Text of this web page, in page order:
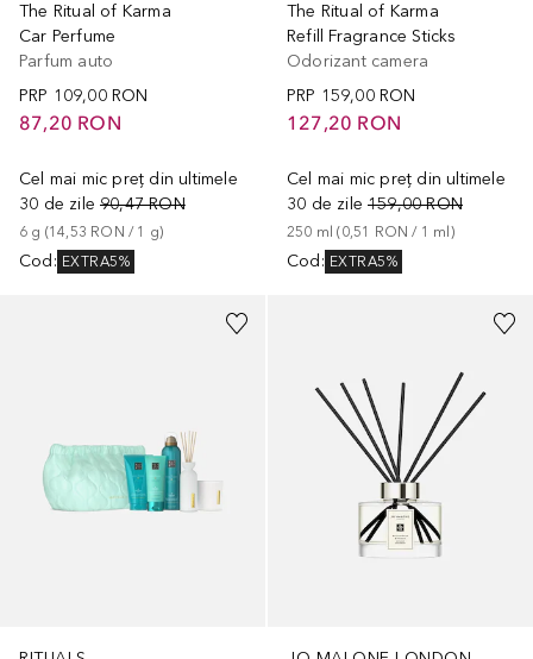
The Ritual of Karma
Car Perfume
Parfum auto
PRP 109,00 RON
87,20 RON
Cel mai mic preț din ultimele
30 de zile 90,47 RON
6 g (14,53 RON / 1 g)
Cod : EXTRA5%
The Ritual of Karma
Refill Fragrance Sticks
Odorizant camera
PRP 159,00 RON
127,20 RON
Cel mai mic preț din ultimele
30 de zile 159,00 RON
250 ml (0,51 RON / 1 ml )
Cod : EXTRA5%